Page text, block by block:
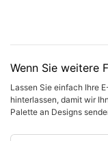
Wenn Sie weitere
Lassen Sie einfach Ihre
hinterlassen, damit wir
Palette an Designs